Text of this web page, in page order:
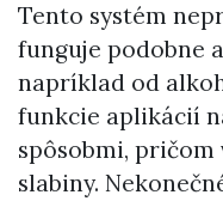
Tento systém
funguje podobne
napríklad od
funkcie aplikácií
spôsobmi, pričom
slabiny.